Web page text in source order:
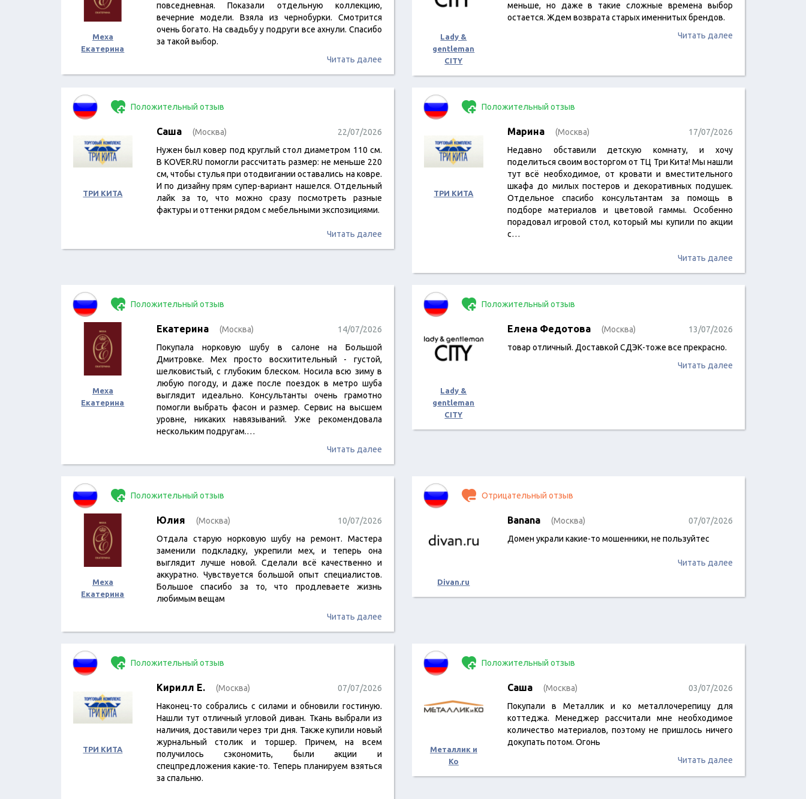
Меха
Екатерина
повседневная. Показали отдельную коллекцию,
вечерние модели. Взяла из чернобурки. Смотрится
очень богато. На свадьбу у подруги все ахнули. Спасибо
за такой выбор.
Читать далее
Lady &
gentleman
CITY
меньше, но даже в такие сложные времена выбор
остается. Ждем возврата старых именнитых брендов.
Читать далее
Положительный отзыв
ТРИ КИТА
Саша (Москва)
22/07/2026
Нужен был ковер под круглый стол диаметром 110 см.
В KOVER.RU помогли рассчитать размер: не меньше 220
см, чтобы стулья при отодвигании оставались на ковре.
И по дизайну прям супер-вариант нашелся. Отдельный
лайк за то, что можно сразу посмотреть разные
фактуры и оттенки рядом с мебельными экспозициями.
Читать далее
Положительный отзыв
ТРИ КИТА
Марина (Москва)
17/07/2026
Недавно обставили детскую комнату, и хочу
поделиться своим восторгом от ТЦ Три Кита! Мы нашли
тут всё необходимое, от кровати и вместительного
шкафа до милых постеров и декоративных подушек.
Отдельное спасибо консультантам за помощь в
подборе материалов и цветовой гаммы. Особенно
порадовал игровой стол, который мы купили по акции
с…
Читать далее
Положительный отзыв
Меха
Екатерина
Екатерина (Москва)
14/07/2026
Покупала норковую шубу в салоне на Большой
Дмитровке. Мех просто восхитительный - густой,
шелковистый, с глубоким блеском. Носила всю зиму в
любую погоду, и даже после поездок в метро шуба
выглядит идеально. Консультанты очень грамотно
помогли выбрать фасон и размер. Сервис на высшем
уровне, никаких навязываний. Уже рекомендовала
нескольким подругам.…
Читать далее
Положительный отзыв
Lady &
gentleman
CITY
Елена Федотова (Москва)
13/07/2026
товар отличный. Доставкой СДЭК-тоже все прекрасно.
Читать далее
Положительный отзыв
Меха
Екатерина
Юлия (Москва)
10/07/2026
Отдала старую норковую шубу на ремонт. Мастера
заменили подкладку, укрепили мех, и теперь она
выглядит лучше новой. Сделали всё качественно и
аккуратно. Чувствуется большой опыт специалистов.
Большое спасибо за то, что продлеваете жизнь
любимым вещам
Читать далее
Отрицательный отзыв
Divan.ru
Banana (Москва)
07/07/2026
Домен украли какие-то мошенники, не пользуйтес
Читать далее
Положительный отзыв
ТРИ КИТА
Кирилл Е. (Москва)
07/07/2026
Наконец-то собрались с силами и обновили гостиную.
Нашли тут отличный угловой диван. Ткань выбрали из
наличия, доставили через три дня. Также купили новый
журнальный столик и торшер. Причем, на всем
получилось сэкономить, были акции и
спецпредложения какие-то. Теперь планируем взяться
за спальню.
Положительный отзыв
Металлик и
Ко
Саша (Москва)
03/07/2026
Покупали в Металлик и ко металлочерепицу для
коттеджа. Менеджер рассчитали мне необходимое
количество материалов, поэтому не пришлось ничего
докупать потом. Огонь
Читать далее